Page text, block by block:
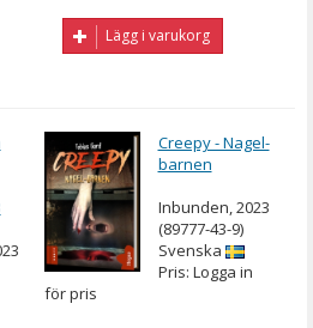
Lägg i varukorg
Creepy - Nagel-
barnen
Inbunden, 2023
(89777-43-9)
Svenska
Pris: Logga in
för pris